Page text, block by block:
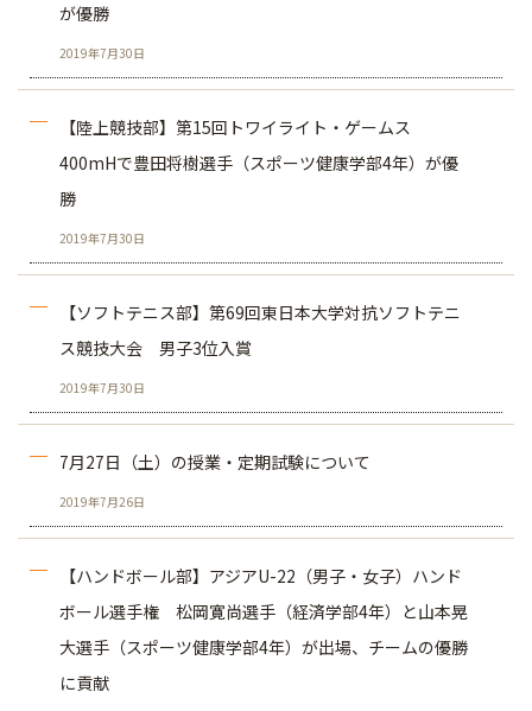
が優勝
2019年7月30日
【陸上競技部】第15回トワイライト・ゲームス
400mHで豊田将樹選手（スポーツ健康学部4年）が優
勝
2019年7月30日
【ソフトテニス部】第69回東日本大学対抗ソフトテニ
ス競技大会 男子3位入賞
2019年7月30日
7月27日（土）の授業・定期試験について
2019年7月26日
【ハンドボール部】アジアU-22（男子・女子）ハンド
ボール選手権 松岡寛尚選手（経済学部4年）と山本晃
大選手（スポーツ健康学部4年）が出場、チームの優勝
に貢献